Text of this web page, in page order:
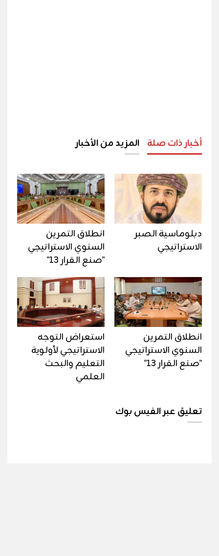
أخبار ذات صلة المزيد من الأخبار
دبلوماسية الصبر
الاستراتيجي
انطلاق التمرين
السنوي الاستراتيجي
"صنع القرار 13"
انطلاق التمرين
السنوي الاستراتيجي
"صنع القرار 13"
استعراض التوجه
الاستراتيجي لأولوية
التعليم والبحث
العلمي
تعليق عبر الفيس بوك